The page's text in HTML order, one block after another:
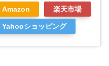
Amazon 楽天市場
Yahooショッピング